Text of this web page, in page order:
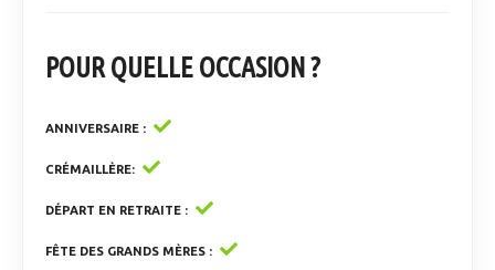
POUR QUELLE OCCASION ?
ANNIVERSAIRE
CRÉMAILLÈRE
DÉPART EN RETRAITE
FÊTE DES GRANDS MÈRES